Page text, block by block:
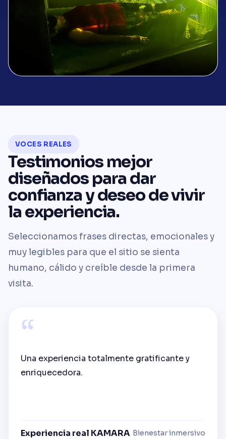
VOCES REALES
Testimonios mejor
diseñados para dar
confianza y deseo de vivir
la experiencia.
Seleccionamos frases directas, emocionales y
muy legibles para que el sitio se sienta
humano, cálido y creíble desde la primera
visita.
“
Una experiencia totalmente gratificante y
enriquecedora.
Experiencia real KAMARA Bienestar inmersivo